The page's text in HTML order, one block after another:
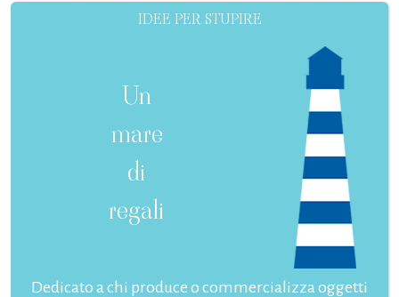
IDEE PER STUPIRE
Un
mare
di
regali
Dedicato a chi produce o commercializza oggetti